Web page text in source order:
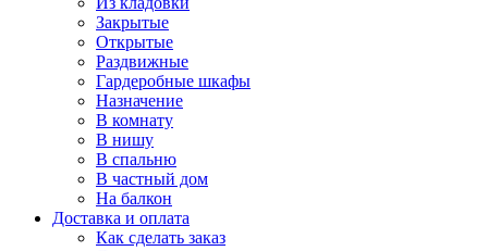
Закрытые
Открытые
Раздвижные
Гардеробные шкафы
Назначение
В комнату
В нишу
В спальню
В частный дом
На балкон
Доставка и оплата
Как сделать заказ